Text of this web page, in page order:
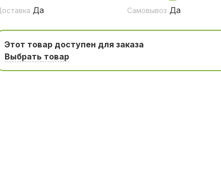
Да Самовывоз Да
Этот товар доступен для заказа
Выбрать товар